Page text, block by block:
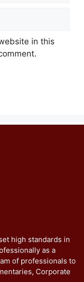
in this
high standards in
as a
of professionals to
Corporate